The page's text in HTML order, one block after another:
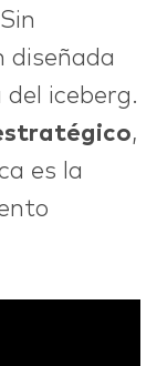
diseñada
iceberg.
,
es la